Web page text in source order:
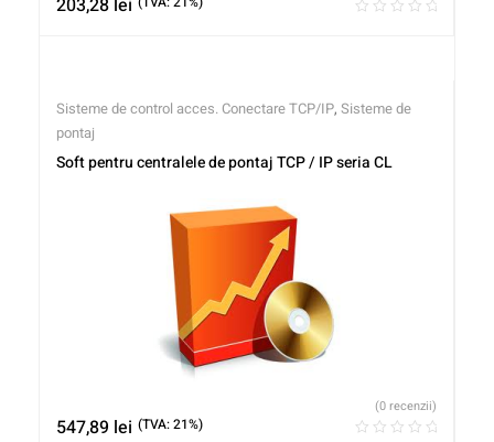
203,28 lei
Sisteme de control acces. Conectare TCP/IP, Sisteme de
pontaj
Soft pentru centralele de pontaj TCP / IP seria CL
547,89 lei (TVA: 21%)
(0 recenzii)